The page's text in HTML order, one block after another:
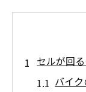
セルが回
バイ